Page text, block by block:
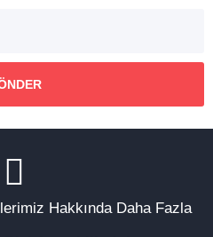
Hakkında Daha Fazla